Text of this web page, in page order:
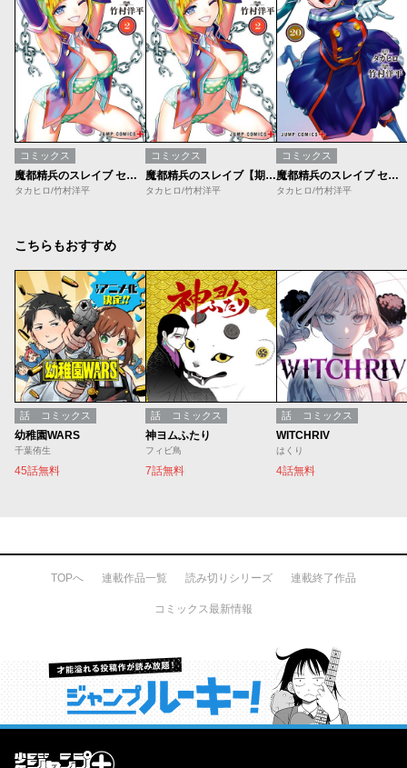
コミックス
魔都精兵のスレイブ セミカラー版【期間限定無料】
タカヒロ/竹村洋平
コミックス
魔都精兵のスレイブ【期間限定無料】
タカヒロ/竹村洋平
コミックス
魔都精兵のスレイブ セミカラー版
タカヒロ/竹村洋平
こちらもおすすめ
話 コミックス
幼稚園WARS
千葉侑生
45話無料
話 コミックス
神ヨムふたり
フィビ鳥
7話無料
話 コミックス
WITCHRIV
はくり
4話無料
TOPへ 連載作品一覧 読み切りシリーズ 連載終了作品
コミックス最新情報
才能溢れる投稿作が読み放題！ ジャンプルーキー！